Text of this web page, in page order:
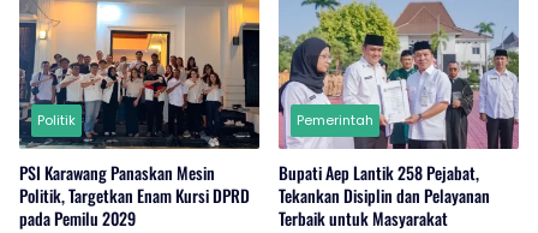
Politik
PSI Karawang Panaskan Mesin
Politik, Targetkan Enam Kursi DPRD
pada Pemilu 2029
Pemerintah
Bupati Aep Lantik 258 Pejabat,
Tekankan Disiplin dan Pelayanan
Terbaik untuk Masyarakat